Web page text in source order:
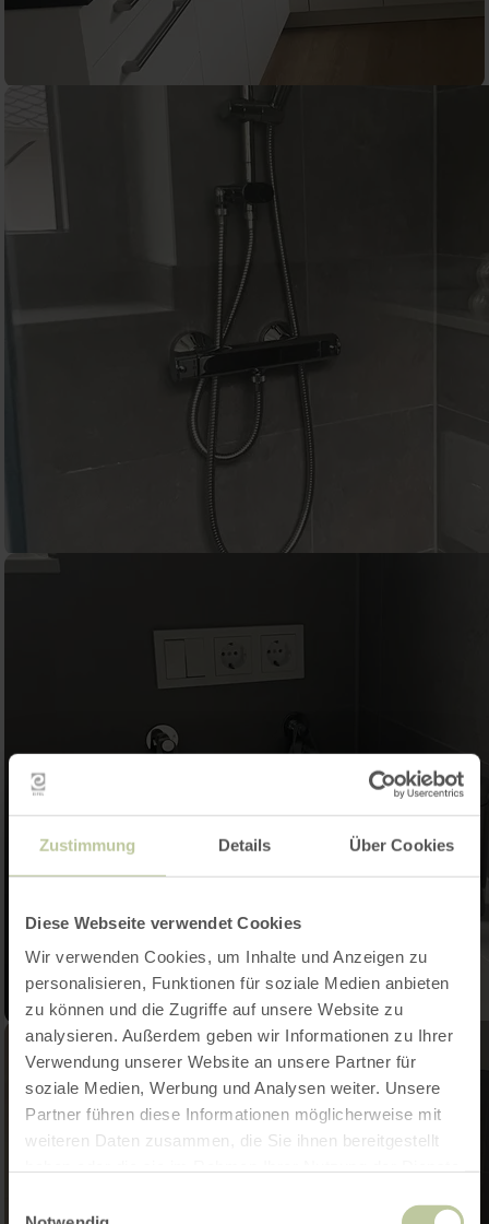
Zustimmung Details Über Cookies
Diese Webseite verwendet Cookies
Wir verwenden Cookies, um Inhalte und Anzeigen zu
personalisieren, Funktionen für soziale Medien anbieten
zu können und die Zugriffe auf unsere Website zu
analysieren. Außerdem geben wir Informationen zu Ihrer
Verwendung unserer Website an unsere Partner für
soziale Medien, Werbung und Analysen weiter. Unsere
Partner führen diese Informationen möglicherweise mit
weiteren Daten zusammen, die Sie ihnen bereitgestellt